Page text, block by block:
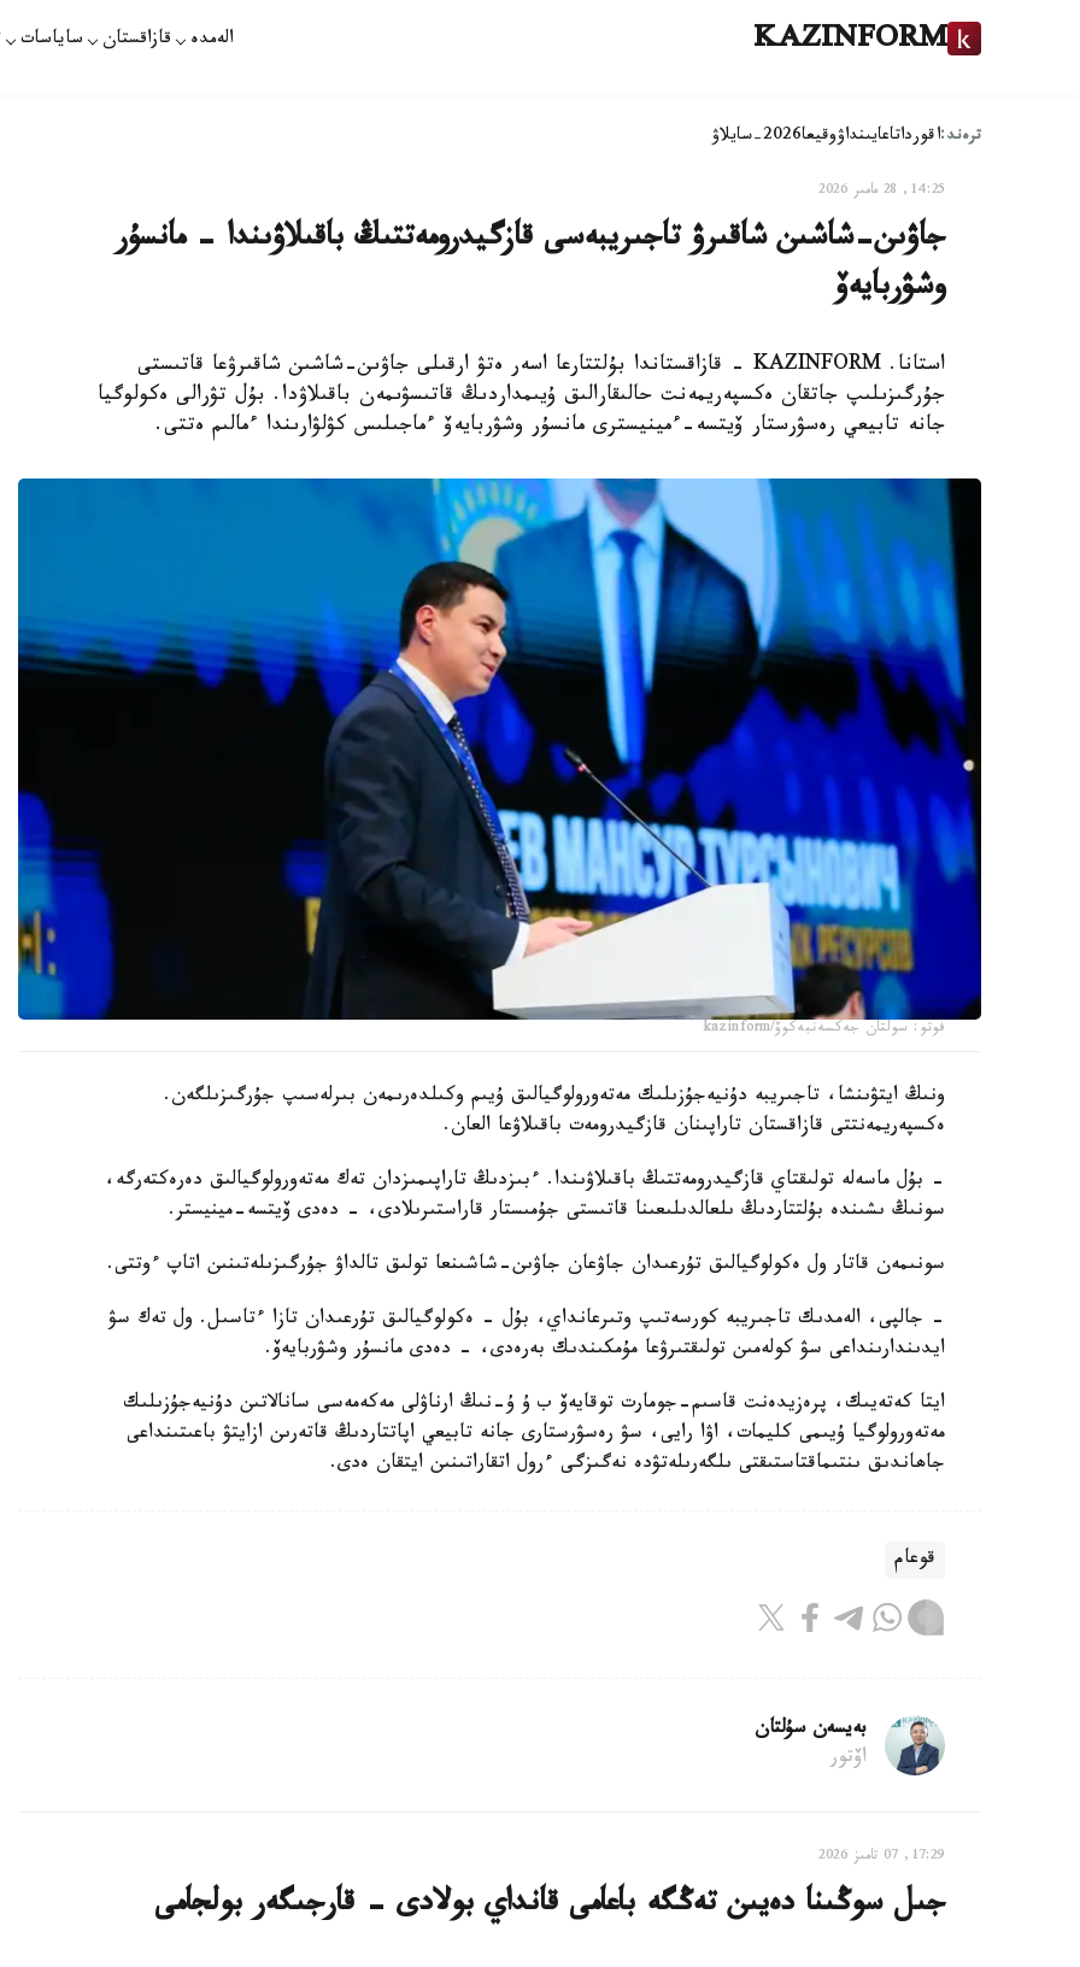
KAZINFORM الەمدە قازاقستان ساياسات
ترەند:اقورداتاعايىنداۋوقيعا2026-سايلاۋ
14:25, 28 مامىر 2026
جاۋىن-شاشىن شاقىرۋ تاجىريبەسى قازگيدرومەتتىڭ باقىلاۋىندا - مانسۇر
وشۋربايەۆ
استانا. KAZINFORM - قازاقستاندا بۇلتتارعا اسەر ەتۋ ارقىلى جاۋىن-شاشىن شاقىرۋعا قاتىستى
جۇرگىزىلىپ جاتقان ەكسپەريمەنت حالىقارالىق ۇيىمداردىڭ قاتىسۋىمەن باقىلاۋدا. بۇل تۋرالى ەكولوگيا
جانە تابيعي رەسۋرستار ۆيتسە-ءمينيسترى مانسۇر وشۋربايەۆ ءماجىلىس كۋلۋارىندا ءمالىم ەتتى.
فوتو: سولتان جەكسەنبەكوۆ/kazinform
ونىڭ ايتۋىنشا، تاجىريبە دۇنيەجۇزىلىك مەتەورولوگيالىق ۇيىم وكىلدەرىمەن بىرلەسىپ جۇرگىزىلگەن.
ەكسپەريمەنتتى قازاقستان تاراپىنان قازگيدرومەت باقىلاۋعا العان.
- بۇل ماسەلە تولىقتاي قازگيدرومەتتىڭ باقىلاۋىندا. ءبىزدىڭ تاراپىمىزدان تەك مەتەورولوگيالىق دەرەكتەرگە،
سونىڭ ىشىندە بۇلتتاردىڭ ىلعالدىلىعىنا قاتىستى جۇمىستار قاراستىرىلادى، - دەدى ۆيتسە-مينيستر.
سونىمەن قاتار ول ەكولوگيالىق تۇرعىدان جاۋعان جاۋىن-شاشىنعا تولىق تالداۋ جۇرگىزىلەتىنىن اتاپ ءوتتى.
- جالپى، الەمدىك تاجىريبە كورسەتىپ وتىرعانداي، بۇل - ەكولوگيالىق تۇرعىدان تازا ءتاسىل. ول تەك سۋ
ايدىندارىنداعى سۋ كولەمىن تولىقتىرۋعا مۇمكىندىك بەرەدى، - دەدى مانسۇر وشۋربايەۆ.
ايتا كەتەيىك، پرەزيدەنت قاسىم-جومارت توقايەۆ ب ۇ ۇ-نىڭ ارناۋلى مەكەمەسى سانالاتىن دۇنيەجۇزىلىك
مەتەورولوگيا ۇيىمى كليمات، اۋا رايى، سۋ رەسۋرستارى جانە تابيعي اپاتتاردىڭ قاتەرىن ازايتۋ باعىتىنداعى
جاھاندىق ىنتىماقتاستىقتى ىلگەرىلەتۋدە نەگىزگى ءرول اتقاراتىنىن ايتقان ەدى.
قوعام
بەيسەن سۇلتان
اۆتور
17:29, 07 تامىز 2026
جىل سوڭىنا دەيىن تەڭگە باعامى قانداي بولادى - قارجىگەر بولجامى